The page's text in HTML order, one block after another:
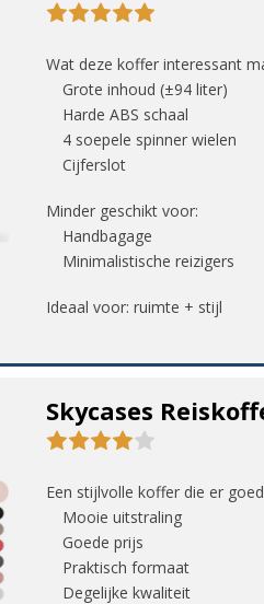
Wat deze koffer interessant
Grote inhoud (±94 liter)
Harde ABS schaal
4 soepele spinner wielen
Cijferslot
Minder geschikt voor:
Handbagage
Minimalistische reizigers
Ideaal voor: ruimte + stijl
Skycases
Een stijlvolle koffer die er
Mooie uitstraling
Goede prijs
Praktisch formaat
Degelijke kwaliteit